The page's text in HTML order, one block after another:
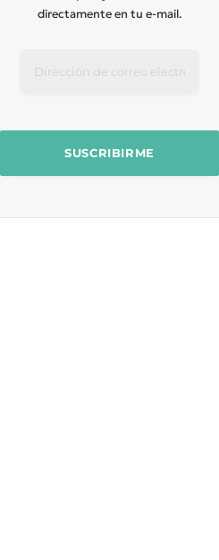
directamente en tu e-mail.